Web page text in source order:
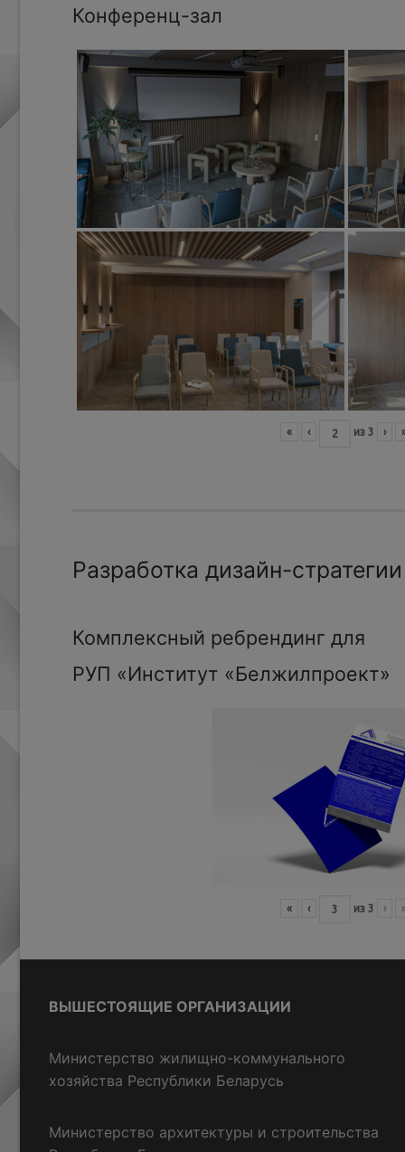
Конференц-зал
« ‹ из 3 ›
Разработка дизайн-
Комплексный ребрендинг для
РУП «Институт «Белжилпроект»
« ‹ из 3 ›
ВЫШЕСТОЯЩИЕ ОРГАНИЗАЦИИ
Министерство жилищно-коммунального
хозяйства Республики Беларусь
Министерство архитектуры и строительства